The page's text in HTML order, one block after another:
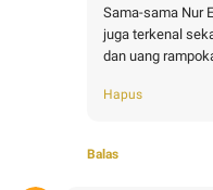
Sama-sama Nur
juga terkenal
dan uang
Hapus
Balas